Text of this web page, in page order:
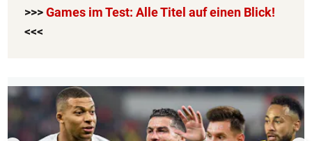
>>>Games im Test: Alle Titel auf einen Blick!
<<<